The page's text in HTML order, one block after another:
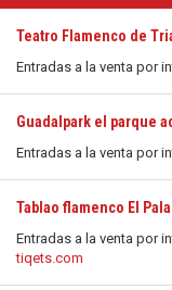
Teatro Flamenco de
Entradas a la venta por
Guadalpark el parque
Entradas a la venta por
Tablao flamenco El
Entradas a la venta por
tiqets.com